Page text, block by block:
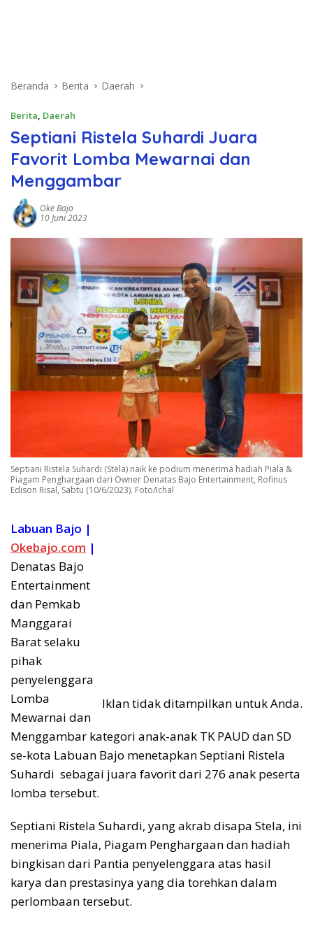
Beranda Berita Daerah
Berita, Daerah
Septiani Ristela Suhardi Juara
Favorit Lomba Mewarnai dan
Menggambar
Oke Bajo
10 Juni 2023
Septiani Ristela Suhardi (Stela) naik ke podium menerima hadiah Piala &
Piagam Penghargaan dari Owner Denatas Bajo Entertainment, Rofinus
Edison Risal, Sabtu (10/6/2023). Foto/Ichal
Iklan tidak ditampilkan untuk Anda.
Labuan Bajo |
Okebajo.com |
Denatas Bajo
Entertainment
dan Pemkab
Manggarai
Barat selaku
pihak
penyelenggara
Lomba
Mewarnai dan
Menggambar kategori anak-anak TK PAUD dan SD
se-kota Labuan Bajo menetapkan Septiani Ristela
Suhardi sebagai juara favorit dari 276 anak peserta
lomba tersebut.
Septiani Ristela Suhardi, yang akrab disapa Stela, ini
menerima Piala, Piagam Penghargaan dan hadiah
bingkisan dari Pantia penyelenggara atas hasil
karya dan prestasinya yang dia torehkan dalam
perlombaan tersebut.